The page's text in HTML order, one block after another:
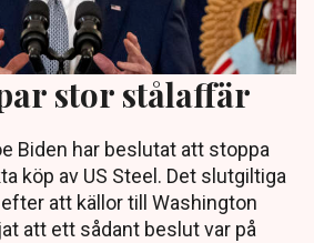
stor stålaffär
Biden har beslutat att stoppa
köp av US Steel. Det slutgiltiga
att källor till Washington
att ett sådant beslut var på